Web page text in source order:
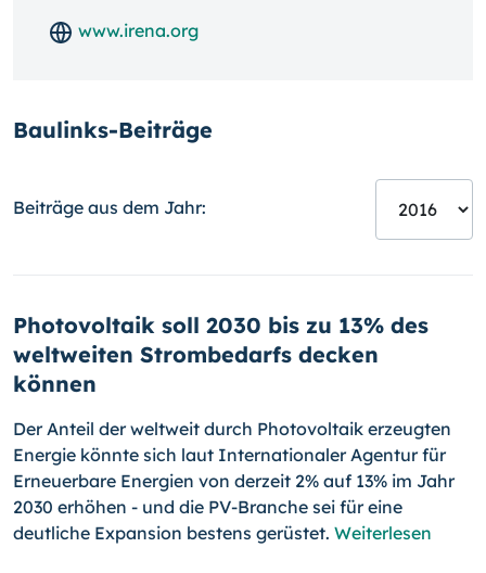
www.irena.org
Baulinks-Beiträge
Beiträge aus dem Jahr:
Photovoltaik soll 2030 bis zu 13% des
weltweiten Strombedarfs decken
können
Der Anteil der weltweit durch Photovoltaik erzeugten
Energie könnte sich laut Internationaler Agentur für
Erneuerbare Energien von derzeit 2% auf 13% im Jahr
2030 erhöhen - und die PV-Bran­che sei für eine
deutliche Expansion bestens gerüstet. Weiterlesen